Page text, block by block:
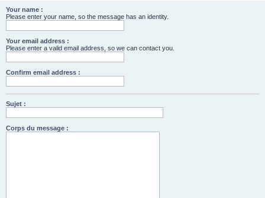
Your name :
Please enter your name, so the message has an identity.
Your email address :
Please enter a valid email address, so we can contact you.
Confirm email address :
Sujet :
Corps du message :